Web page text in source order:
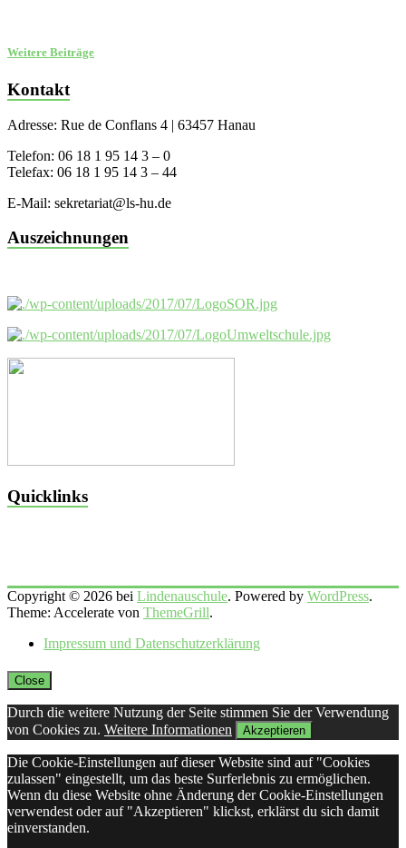
Weitere Beiträge
Kontakt
Adresse: Rue de Conflans 4 | 63457 Hanau
Telefon: 06 18 1 95 14 3 – 0
Telefax: 06 18 1 95 14 3 – 44
E-Mail: sekretariat@ls-hu.de
Auszeichnungen
Quicklinks
Copyright © 2026 bei Lindenauschule. Powered by WordPress.
Theme: Accelerate von ThemeGrill.
Impressum und Datenschutzerklärung
Close
Durch die weitere Nutzung der Seite stimmen Sie der Verwendung
von Cookies zu. Weitere Informationen Akzeptieren
Die Cookie-Einstellungen auf dieser Website sind auf "Cookies
zulassen" eingestellt, um das beste Surferlebnis zu ermöglichen.
Wenn du diese Website ohne Änderung der Cookie-Einstellungen
verwendest oder auf "Akzeptieren" klickst, erklärst du sich damit
einverstanden.